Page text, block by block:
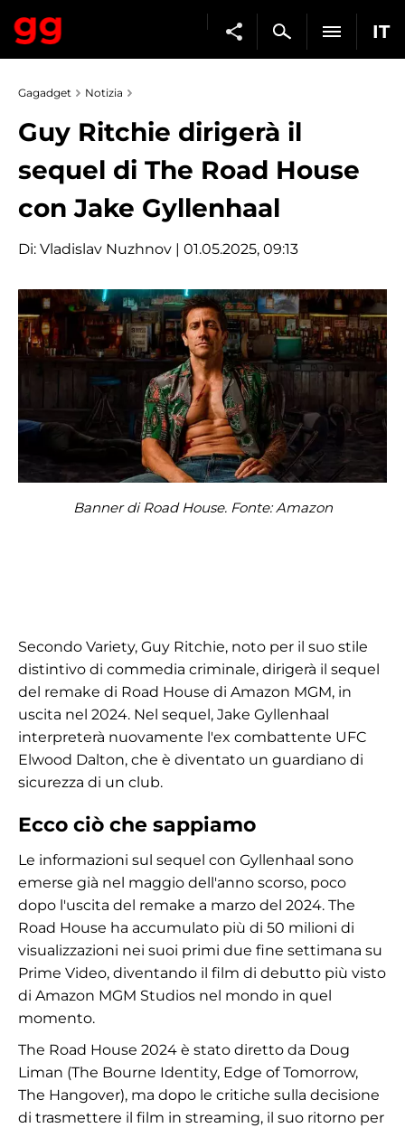
IT
Gagadget Notizia
Guy Ritchie dirigerà il
sequel di The Road House
con Jake Gyllenhaal
Di: Vladislav Nuzhnov | 01.05.2025, 09:13
Banner di Road House. Fonte: Amazon
Secondo Variety, Guy Ritchie, noto per il suo stile
distintivo di commedia criminale, dirigerà il sequel
del remake di Road House di Amazon MGM, in
uscita nel 2024. Nel sequel, Jake Gyllenhaal
interpreterà nuovamente l'ex combattente UFC
Elwood Dalton, che è diventato un guardiano di
sicurezza di un club.
Ecco ciò che sappiamo
Le informazioni sul sequel con Gyllenhaal sono
emerse già nel maggio dell'anno scorso, poco
dopo l'uscita del remake a marzo del 2024. The
Road House ha accumulato più di 50 milioni di
visualizzazioni nei suoi primi due fine settimana su
Prime Video, diventando il film di debutto più visto
di Amazon MGM Studios nel mondo in quel
momento.
The Road House 2024 è stato diretto da Doug
Liman (The Bourne Identity, Edge of Tomorrow,
The Hangover), ma dopo le critiche sulla decisione
di trasmettere il film in streaming, il suo ritorno per